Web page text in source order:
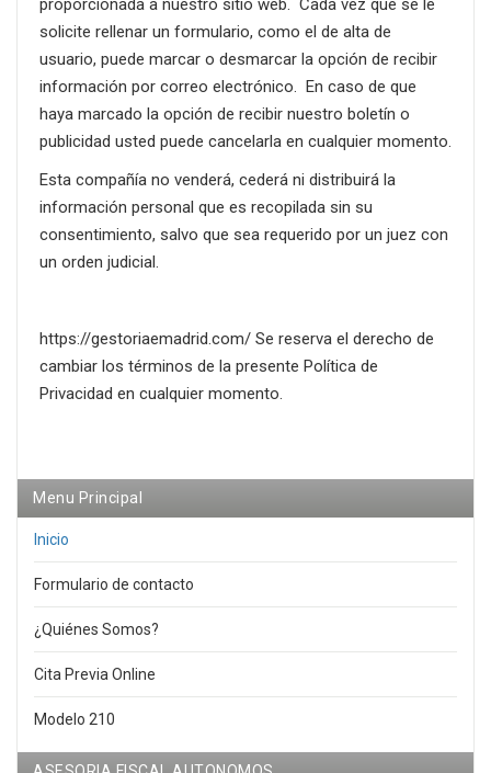
proporcionada a nuestro sitio web. Cada vez que se le
solicite rellenar un formulario, como el de alta de
usuario, puede marcar o desmarcar la opción de recibir
información por correo electrónico. En caso de que
haya marcado la opción de recibir nuestro boletín o
publicidad usted puede cancelarla en cualquier momento.
Esta compañía no venderá, cederá ni distribuirá la
información personal que es recopilada sin su
consentimiento, salvo que sea requerido por un juez con
un orden judicial.
https://gestoriaemadrid.com/ Se reserva el derecho de
cambiar los términos de la presente Política de
Privacidad en cualquier momento.
Menu Principal
Inicio
Formulario de contacto
¿Quiénes Somos?
Cita Previa Online
Modelo 210